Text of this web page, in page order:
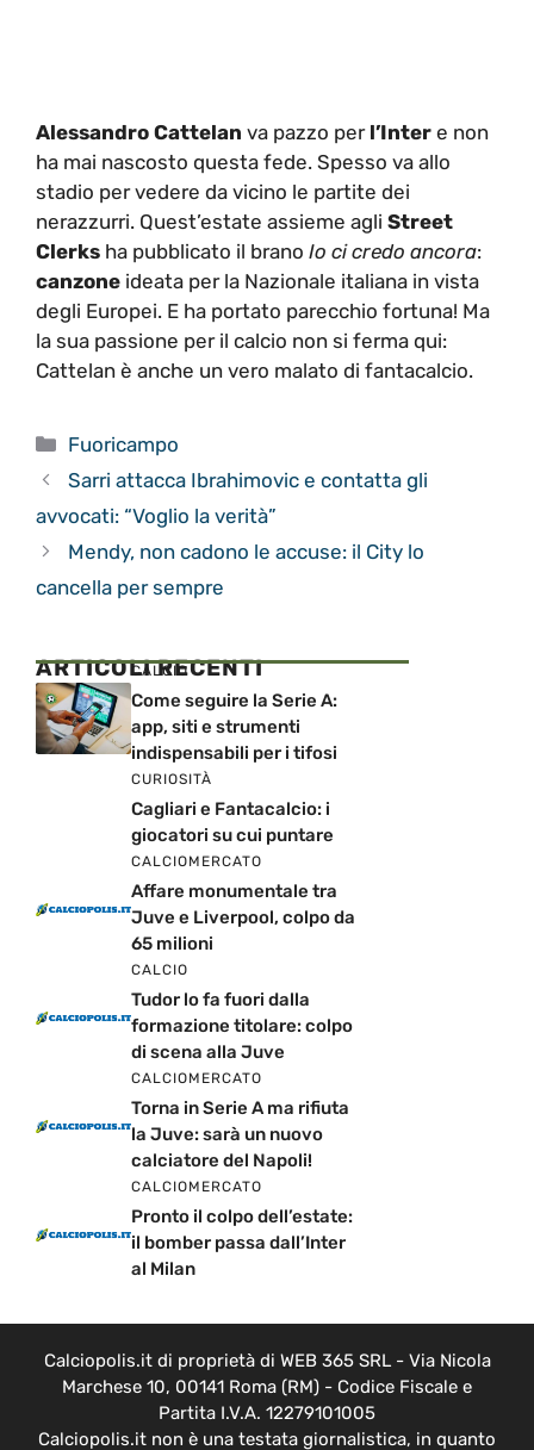
Alessandro Cattelan va pazzo per l’Inter e non
ha mai nascosto questa fede. Spesso va allo
stadio per vedere da vicino le partite dei
nerazzurri. Quest’estate assieme agli Street
Clerks ha pubblicato il brano Io ci credo ancora:
canzone ideata per la Nazionale italiana in vista
degli Europei. E ha portato parecchio fortuna! Ma
la sua passione per il calcio non si ferma qui:
Cattelan è anche un vero malato di fantacalcio.
Categorie
Fuoricampo
Sarri attacca Ibrahimovic e contatta gli
avvocati: “Voglio la verità”
Mendy, non cadono le accuse: il City lo
cancella per sempre
ARTICOLI RECENTI
CALCIO
Come seguire la Serie A:
app, siti e strumenti
indispensabili per i tifosi
CURIOSITÀ
Cagliari e Fantacalcio: i
giocatori su cui puntare
CALCIOMERCATO
Affare monumentale tra
Juve e Liverpool, colpo da
65 milioni
CALCIO
Tudor lo fa fuori dalla
formazione titolare: colpo
di scena alla Juve
CALCIOMERCATO
Torna in Serie A ma rifiuta
la Juve: sarà un nuovo
calciatore del Napoli!
CALCIOMERCATO
Pronto il colpo dell’estate:
il bomber passa dall’Inter
al Milan
Calciopolis.it di proprietà di WEB 365 SRL - Via Nicola
Marchese 10, 00141 Roma (RM) - Codice Fiscale e
Partita I.V.A. 12279101005
Calciopolis.it non è una testata giornalistica, in quanto